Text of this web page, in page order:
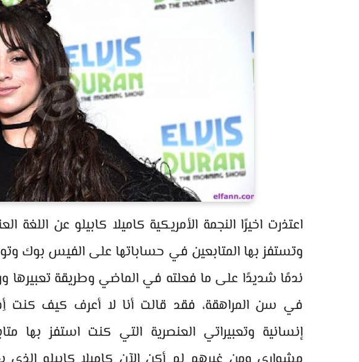
اعتذرت اخيرًا النجمة الأمريكية كاميلا كابيلو عن
وتستفز بها المتابعين في حساباتها على الفيس بوك
ندمًا شديدًا على ما فعلته في الماضي وطريقة تعبيرها
في سن المراهقة، فقد قالت أنا لا أعرف كيف كنت
إنسانية وتعبيراتي العنصرية التي كنت استفز بها